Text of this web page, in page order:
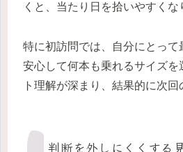
くと、当たり日を拾いやすくな
特に初訪問では、自分にとって
安心して何本も乗れるサイズを
ト理解が深まり、結果的に次回
判断を外しにくくする